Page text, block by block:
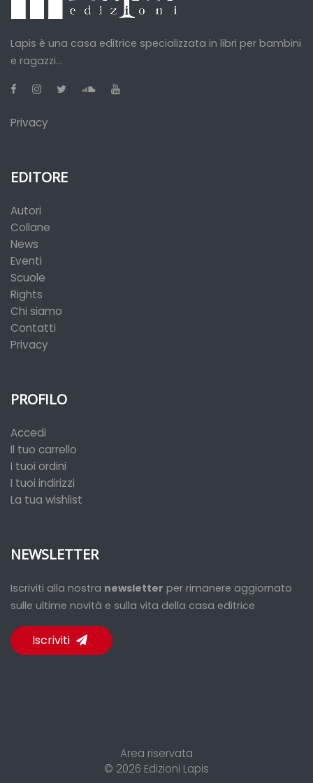
Lapis è una casa editrice specializzata in libri per bambini
e ragazzi...
Privacy
EDITORE
Autori
Collane
News
Eventi
Scuole
Rights
Chi siamo
Contatti
Privacy
PROFILO
Accedi
Il tuo carrello
I tuoi ordini
I tuoi indirizzi
La tua wishlist
NEWSLETTER
Iscriviti alla nostra newsletter per rimanere aggiornato
sulle ultime novità e sulla vita della casa editrice
Iscriviti
Area riservata
© 2026 Edizioni Lapis